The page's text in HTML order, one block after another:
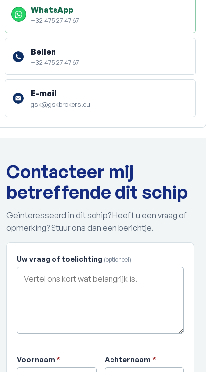
WhatsApp
+32 475 27 47 67
Bellen
+32 475 27 47 67
E-mail
gsk@gskbrokers.eu
Contacteer mij
betreffende dit schip
Geïnteresseerd in dit schip? Heeft u een vraag of
opmerking? Stuur ons dan een berichtje.
Uw vraag of toelichting (optioneel)
Voornaam* Achternaam *